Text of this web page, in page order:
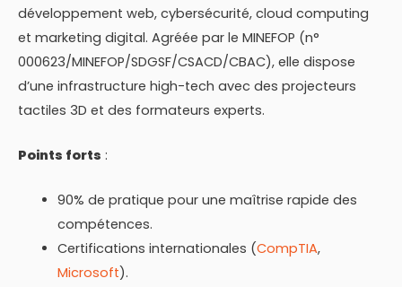
développement web, cybersécurité, cloud computing
et marketing digital. Agréée par le MINEFOP (n°
000623/MINEFOP/SDGSF/CSACD/CBAC), elle dispose
d’une infrastructure high-tech avec des projecteurs
tactiles 3D et des formateurs experts.
Points forts :
90% de pratique pour une maîtrise rapide des
compétences.
Certifications internationales (CompTIA,
Microsoft).